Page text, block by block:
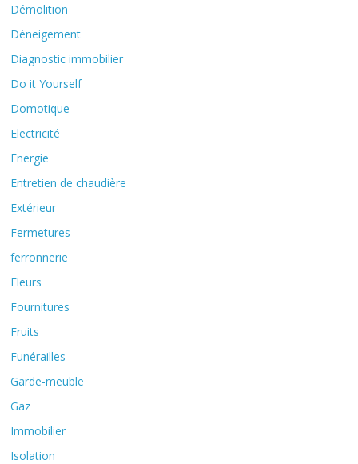
Démolition
Déneigement
Diagnostic immobilier
Do it Yourself
Domotique
Electricité
Energie
Entretien de chaudière
Extérieur
Fermetures
ferronnerie
Fleurs
Fournitures
Fruits
Funérailles
Garde-meuble
Gaz
Immobilier
Isolation